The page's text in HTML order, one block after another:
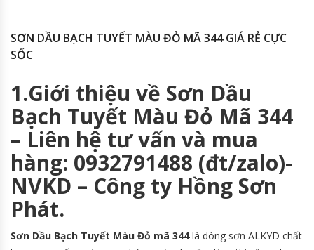
SƠN DẦU BẠCH TUYẾT MÀU ĐỎ MÃ 344 GIÁ RẺ CỰC
SỐC
1.Giới thiệu về Sơn Dầu
Bạch Tuyết Màu Đỏ Mã 344
– Liên hệ tư vấn và mua
hàng: 0932791488 (đt/zalo)-
NVKD – Công ty Hồng Sơn
Phát.
Sơn Dầu Bạch Tuyết Màu Đỏ mã 344là dòng sơn ALKYD chất